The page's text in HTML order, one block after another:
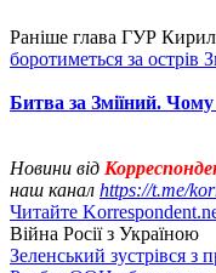
Раніше глава ГУР
боротиметься за острів
Битва за Зміїний.
Новини від
наш канал https://t.me/
Читайте
Війна Росії з Україною
Зеленський зустрівся з